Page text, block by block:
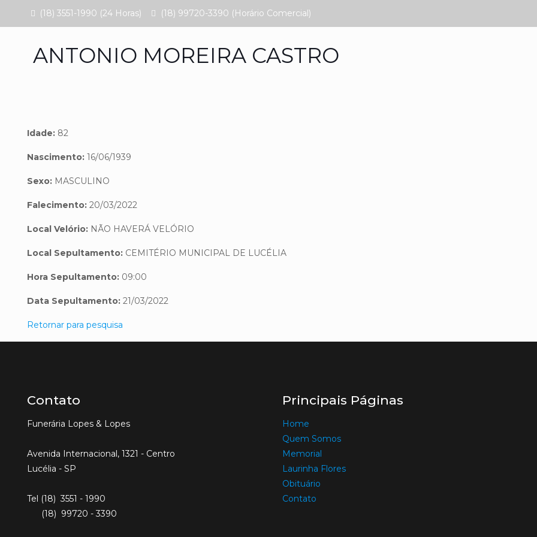
(18) 3551-1990 (24 Horas) (18) 99720-3390 (Horário Comercial)
ANTONIO MOREIRA CASTRO
Idade:82
Nascimento:16/06/1939
Sexo:MASCULINO
Falecimento:20/03/2022
Local Velório:NÃO HAVERÁ VELÓRIO
Local Sepultamento:CEMITÉRIO MUNICIPAL DE LUCÉLIA
Hora Sepultamento:09:00
Data Sepultamento:21/03/2022
Retornar para pesquisa
Contato
Funerária Lopes & Lopes
Avenida Internacional, 1321 - Centro
Lucélia - SP
Tel (18) 3551 - 1990
(18) 99720 - 3390
Principais Páginas
Home
Quem Somos
Memorial
Laurinha Flores
Obituário
Contato